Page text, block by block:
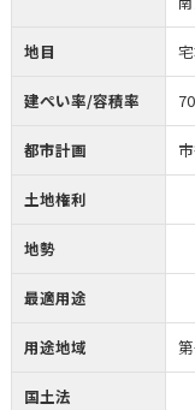
地目
建ぺい率/容積率
都市計画
土地権利
地勢
最適用途
用途地域
国土法